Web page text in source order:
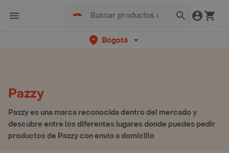
Bogotá
Pazzy
Pazzy es una marca reconocida dentro del mercado y
descubre entre los diferentes lugares donde puedes pedir
productos de Pazzy con envío a domicilio